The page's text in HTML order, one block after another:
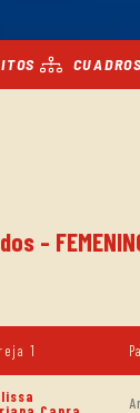
-
1